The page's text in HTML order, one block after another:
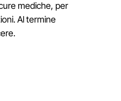
mediche, per
Al termine